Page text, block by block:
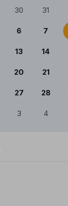
30 31
6 7
13 14
20 21
27 28
3 4